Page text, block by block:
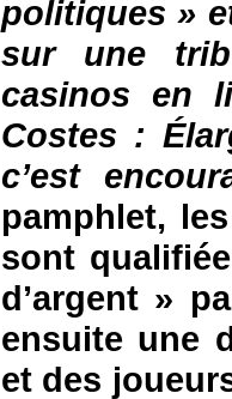
politiques »
sur une
casinos en
Costes :
c’est
pamphlet,
sont
d’argent »
ensuite une
et des